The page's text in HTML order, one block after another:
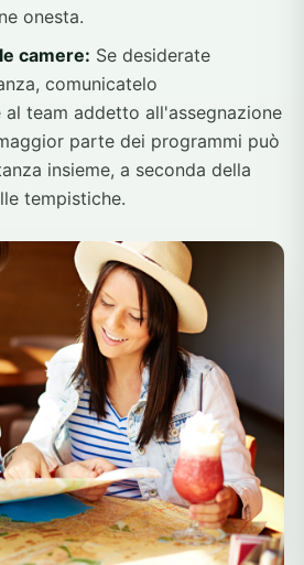
onesta.
camere: Se desiderate
comunicatelo
team addetto all'assegnazione
parte dei programmi può
insieme, a seconda della
tempistiche.